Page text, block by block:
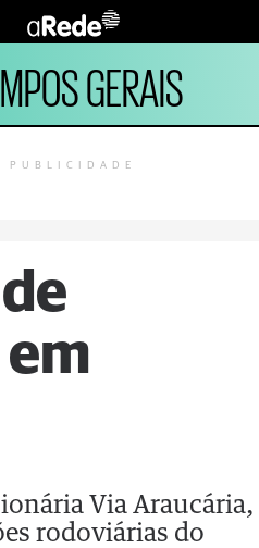
GERAIS
PUBLICIDADE
Via Araucária,
rodoviárias do